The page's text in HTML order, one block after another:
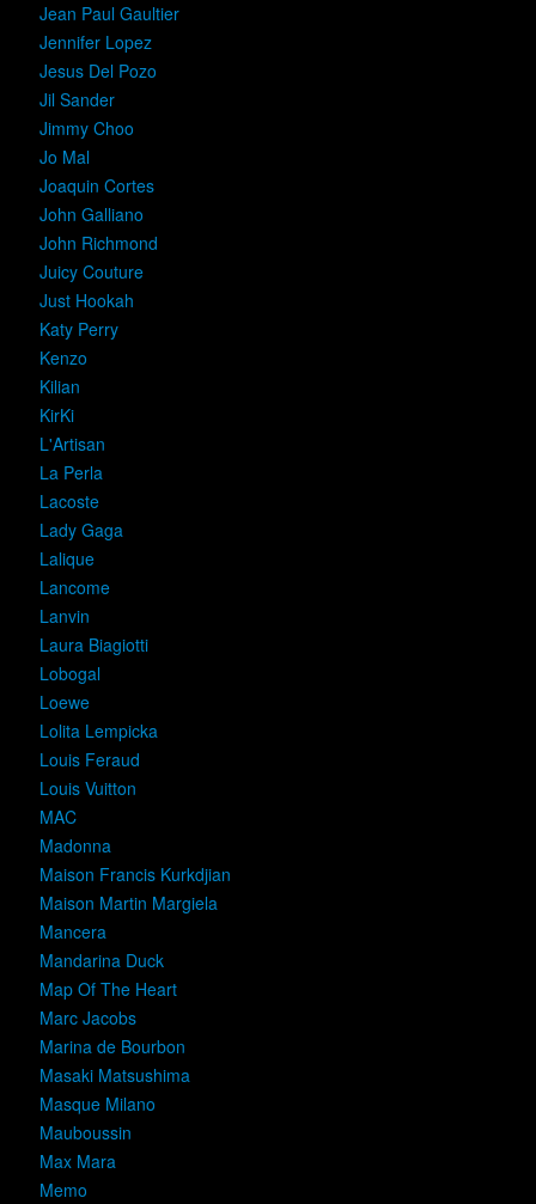
Jean Paul Gaultier
Jennifer Lopez
Jesus Del Pozo
Jil Sander
Jimmy Choo
Jo Mal
Joaquin Cortes
John Galliano
John Richmond
Juicy Couture
Just Hookah
Katy Perry
Kenzo
Kilian
KirKi
L'Artisan
La Perla
Lacoste
Lady Gaga
Lalique
Lancome
Lanvin
Laura Biagiotti
Lobogal
Loewe
Lolita Lempicka
Louis Feraud
Louis Vuitton
MAC
Madonna
Maison Francis Kurkdjian
Maison Martin Margiela
Mancera
Mandarina Duck
Map Of The Heart
Marc Jacobs
Marina de Bourbon
Masaki Matsushima
Masque Milano
Mauboussin
Max Mara
Memo